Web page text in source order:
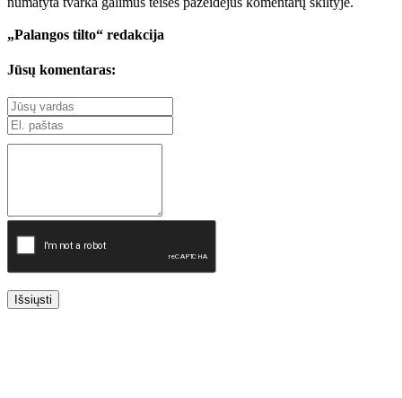
„Palangos tilto“ redakcija
Jūsų komentaras:
Išsiųsti